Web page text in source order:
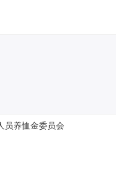
员养恤金委员会